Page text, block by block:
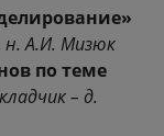
н. А.И. Мизюк
по теме
– д.